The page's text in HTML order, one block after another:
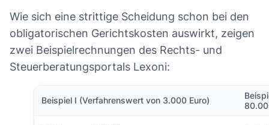
Wie sich eine strittige Scheidung schon bei den
obligatorischen Gerichtskosten auswirkt, zeigen
zwei Beispielrechnungen des Rechts- und
Steuerberatungsportals Lexoni:
Beispiel I (Verfahrenswert von 3.000 Euro)